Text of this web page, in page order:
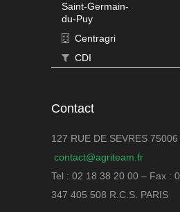
Saint-Germain-
du-Puy
Centragri
CDI
Contact
127 RUE DE SEVRES 75006
contact@agriteam.fr
Tel : 02 18 38 20 00 – Fax :
347 405 508 R.C.S. PARIS